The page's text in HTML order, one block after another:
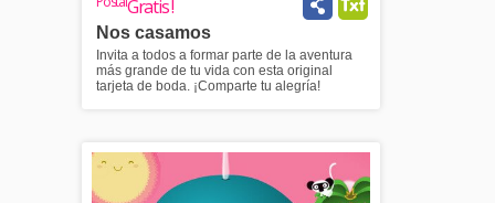
Gratis !
Nos casamos
Invita a todos a formar parte de la aventura
más grande de tu vida con esta original
tarjeta de boda. ¡Comparte tu alegría!